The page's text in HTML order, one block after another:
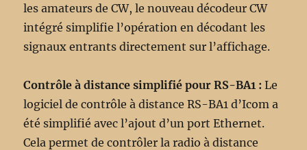
les amateurs de CW, le nouveau décodeur CW
intégré simplifie l’opération en décodant les
signaux entrants directement sur l’affichage.
Contrôle à distance simplifié pour RS-BA1 : Le
logiciel de contrôle à distance RS-BA1 d’Icom a
été simplifié avec l’ajout d’un port Ethernet.
Cela permet de contrôler la radio à distance